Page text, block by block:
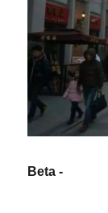
Beta -